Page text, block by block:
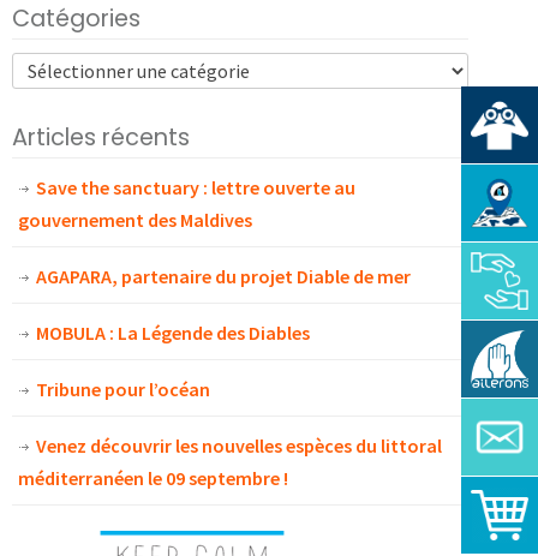
Catégories
Articles récents
Save the sanctuary : lettre ouverte au
gouvernement des Maldives
AGAPARA, partenaire du projet Diable de mer
MOBULA : La Légende des Diables
Tribune pour l’océan
Venez découvrir les nouvelles espèces du littoral
méditerranéen le 09 septembre !